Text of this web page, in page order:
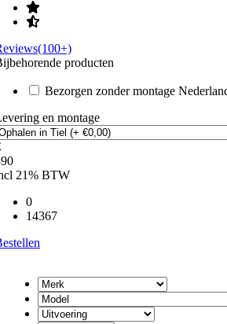
producten
Bezorgen zonder montage
en montage
21% BTW
0
14367